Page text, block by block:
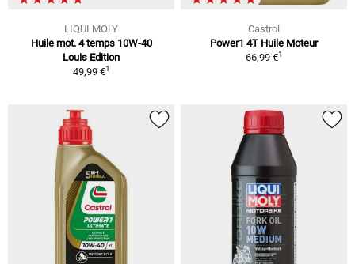
LIQUI MOLY
Huile mot. 4 temps 10W-40
Louis Edition
49,99 €1
Castrol
Power1 4T Huile Moteur
66,99 €1